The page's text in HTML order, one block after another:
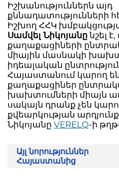
Իշխանություններն այդ
քննադատությունների
Իշխող ՀՀԿ
Սամվել Նիկոյանը նշել
քաղաքացիների
միային մասնակի
իդեալական
Հայաստանում կարող
քաղաքացիներ
խախտումների միայն
սակայն դրանք չեն
քվեարկության
Նիկոյանը VERELQ-ի
Այլ նորություններ
Հայաստանից